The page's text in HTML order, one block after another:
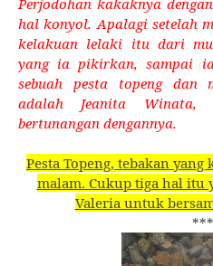
Perjodohan kakaknya
hal konyol. Apalagi setelah
kelakuan lelaki itu dari
yang ia pikirkan, sampai
sebuah pesta topeng dan
adalah Jeanita Winata,
bertunangan dengannya.
Pesta Topeng, tebakan
malam. Cukup tiga hal itu
Valeria untuk
***